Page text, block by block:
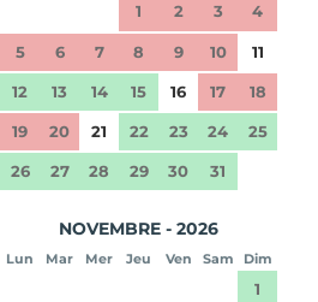
1 2 3 4
5 6 7 8 9 10 11
12 13 14 15 16 17 18
19 20 21 22 23 24 25
26 27 28 29 30 31
NOVEMBRE - 2026
Lun Mar Mer Jeu Ven Sam Dim
1